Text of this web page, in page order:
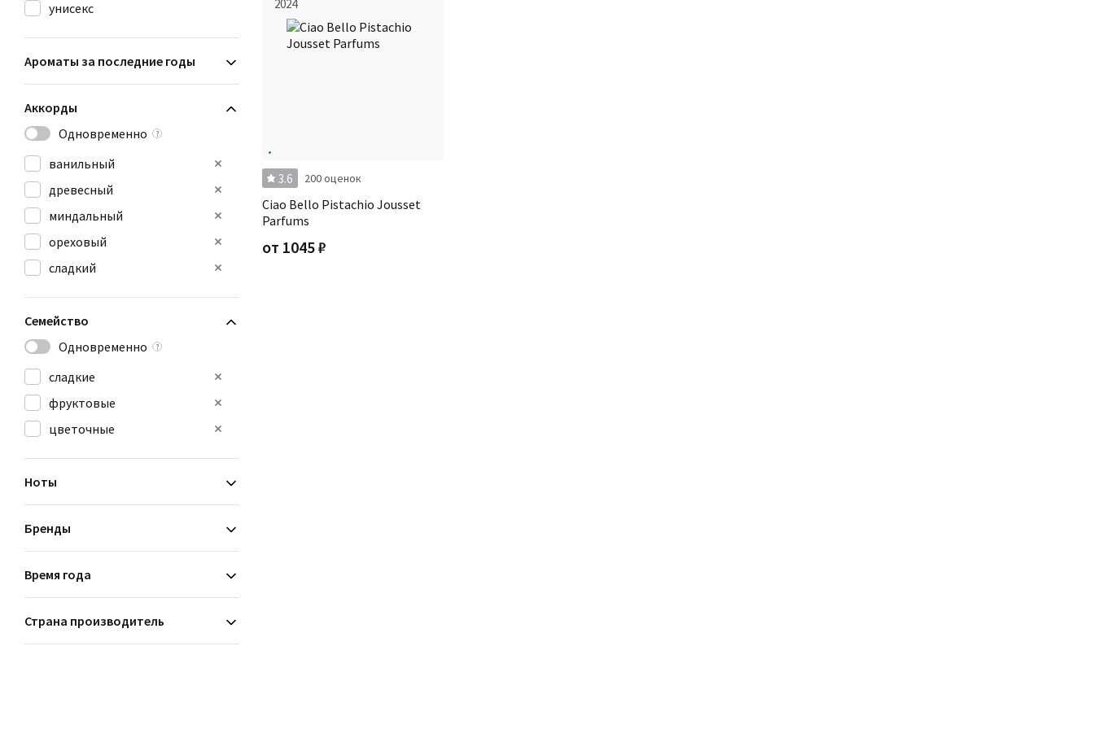
унисекс
Ароматы за последние годы
Аккорды
Одновременно
?
ванильный
древесный
миндальный
ореховый
сладкий
Семейство
Одновременно
?
сладкие
фруктовые
цветочные
Ноты
Бренды
Время года
Страна производитель
2024
3.6 200 оценок
Ciao Bello Pistachio Jousset
Parfums
от 1045₽